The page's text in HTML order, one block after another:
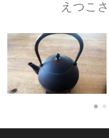
えつこ